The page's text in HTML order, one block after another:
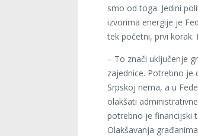
smo od toga. Jedini
izvorima energije je
tek početni, prvi korak.
– To znači uključenje
zajednice. Potrebno je
Srpskoj nema, a u
olakšati
potrebno je financijski
Olakšavanja